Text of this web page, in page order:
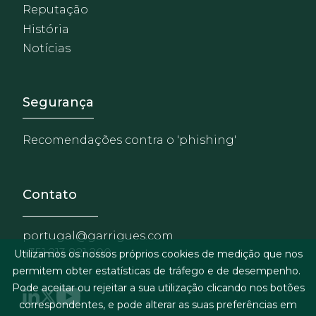
Reputação
História
Notícias
Footer - Extranet y
Segurança
Recomendações contra o 'phishing'
Contato
portugal@garrigues.com
+351 213 821 200
Utilizamos os nossos próprios cookies de medição que nos
permitem obter estatísticas de tráfego e de desempenho.
Pode aceitar ou rejeitar a sua utilização clicando nos botões
correspondentes, e pode alterar as suas preferências em